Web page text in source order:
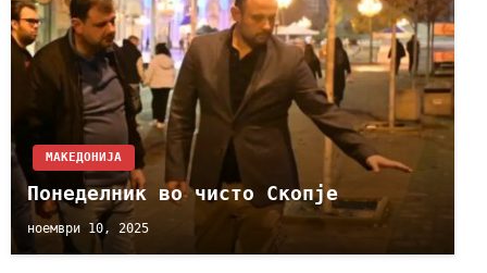
МАКЕДОНИЈА
Понеделник во чисто Скопје
ноември 10, 2025